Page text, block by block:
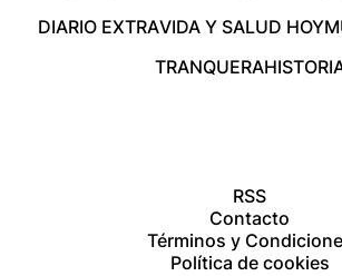
DIARIO EXTRAVIDA Y SALUD HOY
TRANQUERA
RSS
Contacto
Términos y
Política de cookies